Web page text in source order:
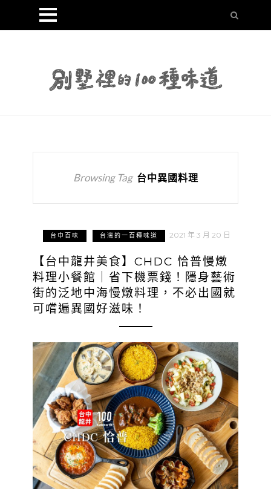
Browsing Tag 台中異國料理
台中百味 台灣的一百種味道 2021 年 3 月 20 日
【台中龍井美食】CHDC 恰普慢燉
料理小餐館｜省下機票錢！隱身藝術
街的泛地中海慢燉料理，不必出國就
可嚐遍異國好滋味！